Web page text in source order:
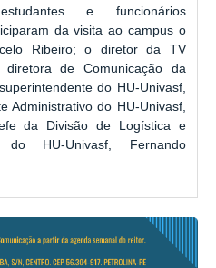
e funcionários
da visita ao campus o
Ribeiro; o diretor da TV
de Comunicação da
do HU-Univasf,
Administrativo do HU-Univasf,
da Divisão de Logística e
do HU-Univasf, Fernando